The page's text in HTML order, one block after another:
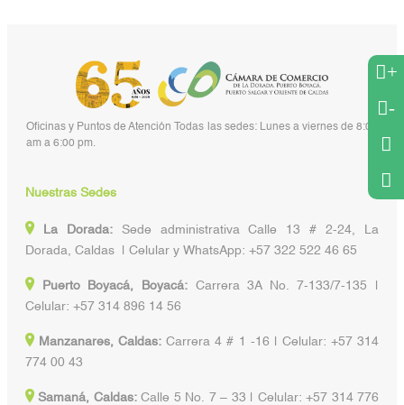
+
-
Oficinas y Puntos de Atención Todas las sedes: Lunes a viernes de 8:00
am a 6:00 pm.
Nuestras Sedes
La Dorada:Sede administrativa Calle 13 # 2-24, La
Dorada, Caldas | Celular y WhatsApp: +57 322 522 46 65
Puerto Boyacá, Boyacá:Carrera 3A No. 7-133/7-135 |
Celular: +57 314 896 14 56
Manzanares, Caldas: Carrera 4 # 1 -16 | Celular: +57 314
774 00 43
Samaná, Caldas:Calle 5 No. 7 – 33 | Celular: +57 314 776